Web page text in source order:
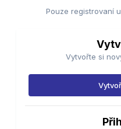
Pouze registrovaní
Vytvořte si